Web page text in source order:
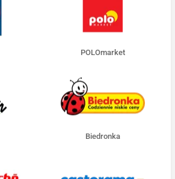
POLOmarket
Biedronka